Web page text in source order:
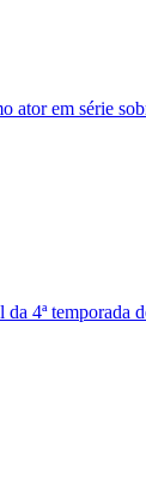
ator em série
4ª temporada